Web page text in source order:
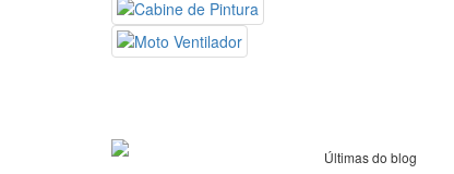
Últimas do blog